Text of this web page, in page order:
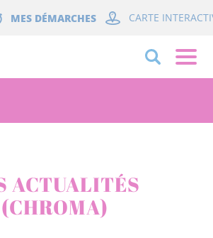
MES DÉMARCHES CARTE
ACTUALITÉS
(CHROMA)